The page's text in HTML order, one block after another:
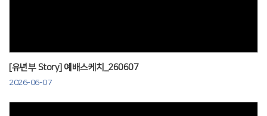
[유년부 Story] 예배스케치_260607
2026-06-07